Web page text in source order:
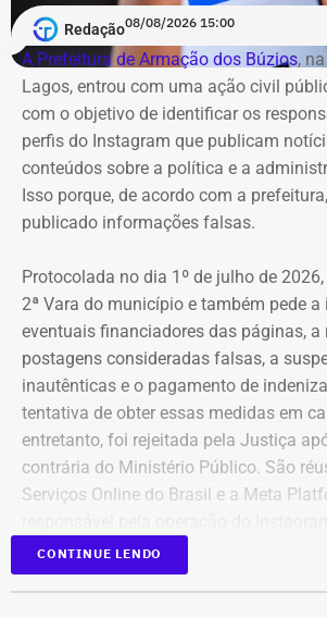
Redação08/08/2026 15:00
A Prefeitura de Armação dos Búzios,
Lagos, entrou com uma ação civil
com o objetivo de identificar os
perfis do Instagram que publicam
conteúdos sobre a política e a
Isso porque, de acordo com a
publicado informações falsas.
Protocolada no dia 1º de julho de
2ª Vara do município e também pede
eventuais financiadores das páginas, a
postagens consideradas falsas, a
inautênticas e o pagamento de
tentativa de obter essas medidas em
entretanto, foi rejeitada pela Justiça
contrária do Ministério Público. São
Serviços Online do Brasil e a Meta
Os administradores dos perfis não
CONTINUE LENDO